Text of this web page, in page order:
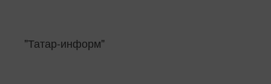
"Татар-информ"